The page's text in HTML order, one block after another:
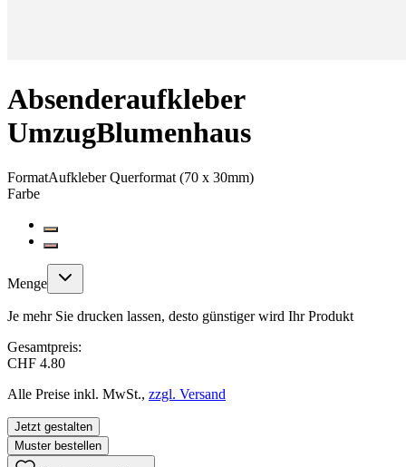
Absenderaufkleber
UmzugBlumenhaus
FormatAufkleber Querformat (70 x 30mm)
Farbe
Menge
Je mehr Sie drucken lassen, desto günstiger wird Ihr Produkt
Gesamtpreis:
CHF 4.80
Alle Preise inkl. MwSt., zzgl. Versand
Jetzt gestalten
Muster bestellen